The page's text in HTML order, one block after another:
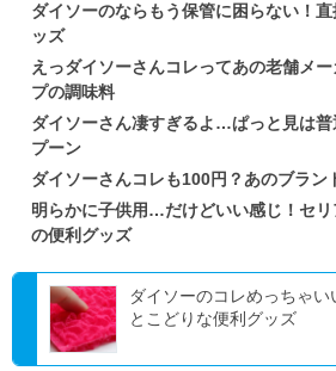
ダイソーのならもう保管に困らない！
ッズ
えっダイソーさんコレってあの老舗メ
プの調味料
ダイソーさん凄すぎるよ…ぱっと見は
プーン
ダイソーさんコレも100円？あのブラン
明らかに子供用…だけどいい感じ！セ
の便利グッズ
ダイソーのコレめっちゃ
とこどりな便利グッズ